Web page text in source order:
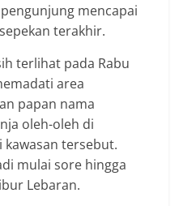
mencapai
terakhir.
terlihat pada Rabu
area
papan nama
oleh-oleh di
kawasan tersebut.
mulai sore hingga
Lebaran.